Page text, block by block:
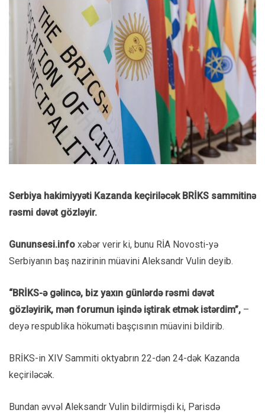
Serbiya hakimiyyəti Kazanda keçiriləcək BRİKS sammitinə
rəsmi dəvət gözləyir.
Gununsesi.info xəbər verir ki, bunu RİA Novosti-yə
Serbiyanın baş nazirinin müavini Aleksandr Vulin deyib.
“BRİKS-ə gəlincə, biz yaxın günlərdə rəsmi dəvət
gözləyirik, mən forumun işində iştirak etmək istərdim”, –
deyə respublika hökuməti başçısının müavini bildirib.
BRİKS-in XIV Sammiti oktyabrın 22-dən 24-dək Kazanda
keçiriləcək.
Bundan əvvəl Aleksandr Vulin bildirmişdi ki, Parisdə